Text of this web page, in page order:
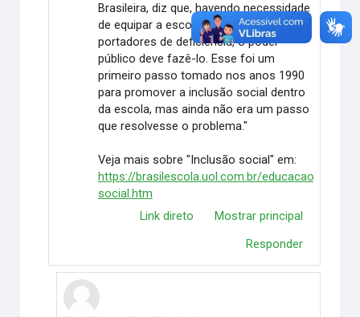
Brasileira, diz que, havendo necessidade
de equipar a escola pública para atender
portadores de deficiência, o poder
público deve fazê-lo. Esse foi um
primeiro passo tomado nos anos 1990
para promover a inclusão social dentro
da escola, mas ainda não era um passo
que resolvesse o problema."
Veja mais sobre "Inclusão social" em:
https://brasilescola.uol.com.br/educacao/
social.htm
Link direto
Mostrar principal
Responder